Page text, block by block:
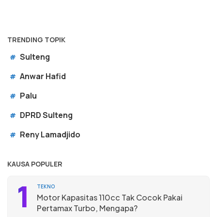
TRENDING TOPIK
# Sulteng
# Anwar Hafid
# Palu
# DPRD Sulteng
# Reny Lamadjido
KAUSA POPULER
1 TEKNO
Motor Kapasitas 110cc Tak Cocok Pakai
Pertamax Turbo, Mengapa?